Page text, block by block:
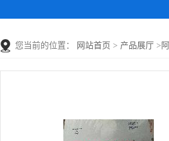
您当前的位置： 网站首页 > 产品展厅 >